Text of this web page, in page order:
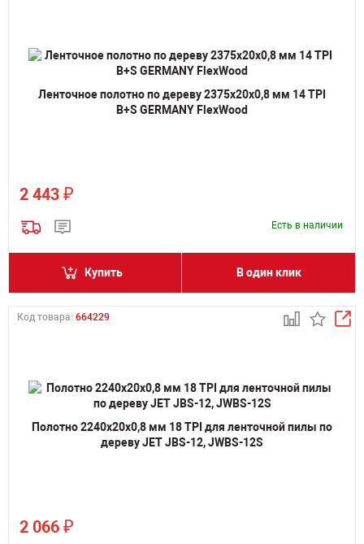
Ленточное полотно по дереву 2375х20х0,8 мм 14 TPI
B+S GERMANY FlexWood
2 443 ₽
Есть в наличии
Купить В один клик
Код товара: 664229
Полотно 2240х20х0,8 мм 18 TPI для ленточной пилы по
дереву JET JBS-12, JWBS-12S
2 066 ₽